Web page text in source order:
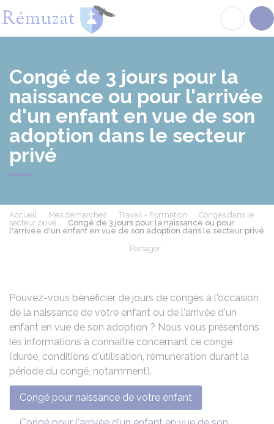
Congé de 3 jours pour la
naissance ou pour l'arrivée
d'un enfant en vue de son
adoption dans le secteur
privé
Accueil Mes démarches Travail - Formation
Congés dans le
secteur privé
Congé de 3 jours pour la naissance ou pour
l'arrivée d'un enfant en vue de son adoption dans le secteur privé
Partager
Pouvez-vous bénéficier de jours de congés à l'occasion
de la naissance de votre enfant ou de l'arrivée d'un
enfant en vue de son adoption ? Nous vous présentons
les informations à connaître concernant ce congé
(durée, conditions d'utilisation, rémunération durant la
période du congé, notamment).
Congé pour naissance de votre enfant